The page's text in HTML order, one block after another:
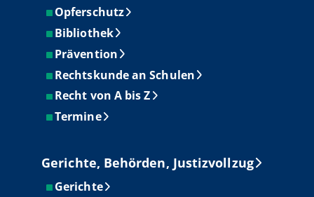
Opferschutz
Bibliothek
Prävention
Rechtskunde an Schulen
Recht von A bis Z
Termine
Gerichte, Behörden, Justizvollzug
Gerichte